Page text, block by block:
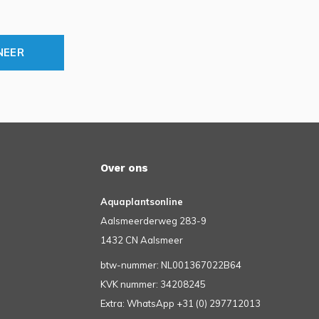
Over ons
Aquaplantsonline
Aalsmeerderweg 283-9
1432 CN Aalsmeer
btw-nummer: NL001367022B64
KVK nummer: 34208245
Extra: WhatsApp +31 (0) 297712013